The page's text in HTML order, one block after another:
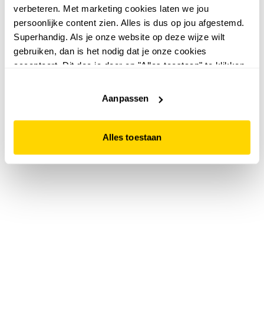
verbeteren. Met marketing cookies laten we jou
persoonlijke content zien. Alles is dus op jou afgestemd.
Superhandig. Als je onze website op deze wijze wilt
gebruiken, dan is het nodig dat je onze cookies
accepteert. Dit doe je door op "Alles toestaan" te klikken.
website niet optimaal functioneert.
Aanpassen
Alles toestaan